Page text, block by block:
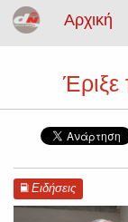
Αρχική
Ειδήσεις